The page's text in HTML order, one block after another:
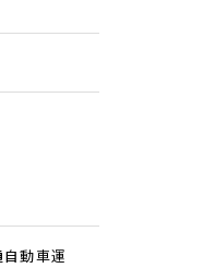
動車運